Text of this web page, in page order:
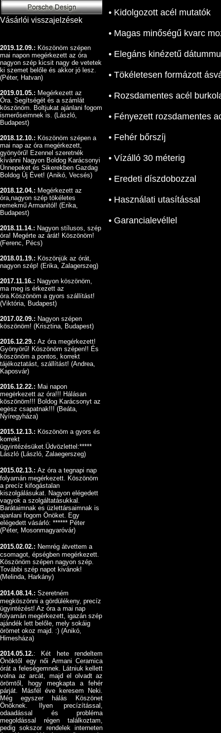
Vásárlói visszajelzések
2019.12.09.: Köszönöm szépen
mai napon megérkezett az óra
nagyon szép kicsit nagy de vetetek
ki szemet belőle és akkor jó lesz.
(Péter, Hatvan)
2019.01.05.: Megérkezett az
Óra. Segítségét és a számlát
köszönöm. Boltjukat ajánlani fogom
ismerőseimnek is. (László,
Budapest)
2018.12.10.: Köszönöm szépen a
mai nap az óra megérkezett,
gyönyörű! Ezennel szeretnék
kívánni Nagyon Boldog Karácsonyi
Ünnepeket és Sikerekben Gazdag
Boldog Új Évet! (Anikó, Vecsés)
2018.12.04.: Megérkezett az
óra,nagyon szép tökéletes
remekmű Armanitól! (Erika,
Budapest)
2018.11.14.: Nagyon stílusos, szép
óra! Megérte az árát! Köszönöm!
(Ferenc, Pécs)
2018.01.19.: Köszönjük az órát,
nagyon szép! (Erika, Zalagerszeg)
2017.11.16.: Nagyon köszönöm,
ma meg is érkezett az
óra.Köszönöm a gyors szállítást!
(Viktória, Budapest)
2017.02.09.: Nagyon szépen
köszönöm! (Krisztina, Budapest)
2016.12.29.: Az óra megérkezett!
Gyönyörű! Köszönöm szépen!! És
köszönöm a pontos, korrekt
tájékoztatást, szállítást! (Andrea,
Kaposvár)
2016.12.22.: Mai napon
megėrkezett az óra!!! Hálásan
köszönöm!!! Boldog Karácsonyt az
egėsz csapatnak!!! (Beáta,
Nyíregyháza)
2015.12.13.: Köszönöm a gyors és
korrekt
ügyintézésüket.Üdvözlettel:*****
László (László, Zalaegerszeg)
2015.02.13.: Az óra a tegnapi nap
folyamán megérkezett. Köszönöm
a precíz kifogástalan
kiszolgálásukat. Nagyon elégedett
vagyok a szolgáltatásukkal.
Barátaimnak es üzlettársaimnak is
ajanlani fogom Önöket. Egy
elégedett vásárló: ****** Péter
(Péter, Mosonmagyaróvár)
2015.02.02.: Nemrég átvettem a
csomagot, épségben megérkezett.
Köszönöm szépen nagyon szép.
További szép napot kivánok!
(Melinda, Harkány)
2014.08.14.: Szeretném
megköszönni a gördülékeny, precíz
ügyintézést! Az óra a mai nap
folyamán megérkezett, igazán szép
ajándék lett belőle, mely sokáig
örömet okoz majd. :) (Anikó,
Himesháza)
2014.05.12.: Két hete rendeltem
Önöktől egy női Armani Ceramica
órát a feleségemnek. Látniuk kellett
volna az arcát, majd el olvadt az
örömtől, hogy megkapta a fehér
párját. Másfél éve keresem Neki.
Még egyszer hálás Köszönet
Önöknek. Ilyen precízítással,
odaadással és probléma
megoldással régen találkoztam,
pedig sokszor rendelek interneten
• Kidolgozott acél mutatók
• Magas minőségű kvarc
• Elegáns kinézetű
• Tökéletesen formázott
• Rozsdamentes acél
• Fényezett rozsdamentes
• Fehér bőrszíj
• Vízálló 30 méterig
• Eredeti díszdobozzal
• Használati utasítással
• Garancialevéllel